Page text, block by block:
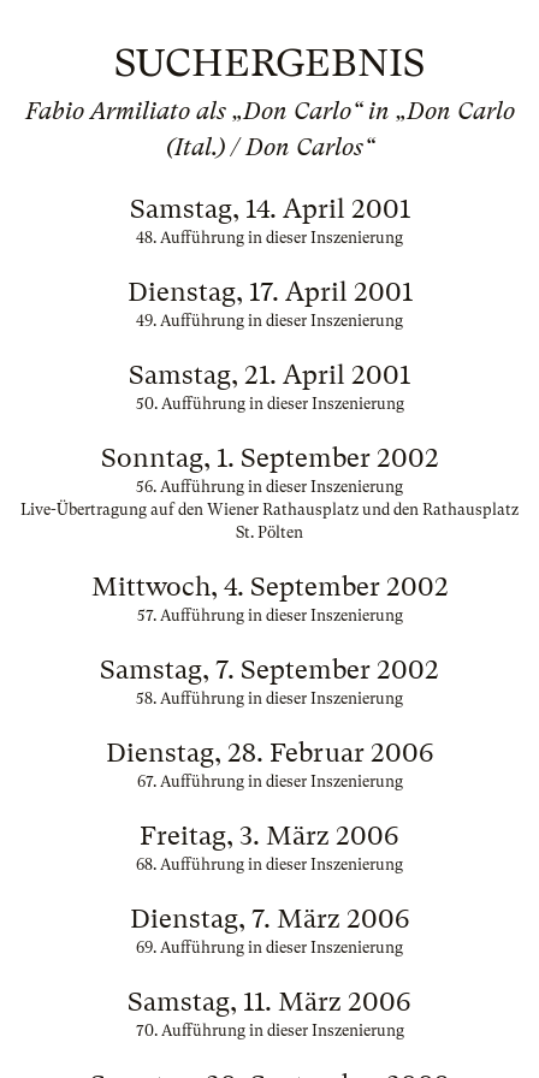
SUCHERGEBNIS
Fabio Armiliato als „Don Carlo“ in „Don Carlo
(Ital.) / Don Carlos“
Samstag, 14. April 2001
48. Aufführung in dieser Inszenierung
Dienstag, 17. April 2001
49. Aufführung in dieser Inszenierung
Samstag, 21. April 2001
50. Aufführung in dieser Inszenierung
Sonntag, 1. September 2002
56. Aufführung in dieser Inszenierung
Live-Übertragung auf den Wiener Rathausplatz und den Rathausplatz
St. Pölten
Mittwoch, 4. September 2002
57. Aufführung in dieser Inszenierung
Samstag, 7. September 2002
58. Aufführung in dieser Inszenierung
Dienstag, 28. Februar 2006
67. Aufführung in dieser Inszenierung
Freitag, 3. März 2006
68. Aufführung in dieser Inszenierung
Dienstag, 7. März 2006
69. Aufführung in dieser Inszenierung
Samstag, 11. März 2006
70. Aufführung in dieser Inszenierung